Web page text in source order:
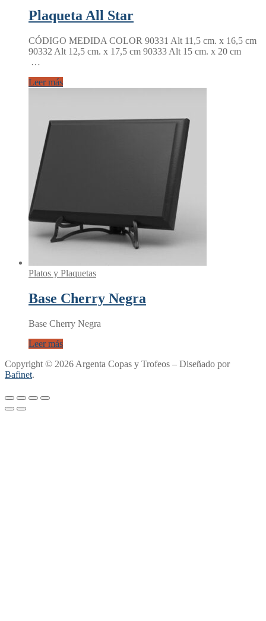
Plaqueta All Star
CÓDIGO MEDIDA COLOR 90331 Alt 11,5 cm. x 16,5 cm
90332 Alt 12,5 cm. x 17,5 cm 90333 Alt 15 cm. x 20 cm
…
Leer más
Platos y Plaquetas
Base Cherry Negra
Base Cherry Negra
Leer más
Copyright © 2026 Argenta Copas y Trofeos – Diseñado por
Bafinet.